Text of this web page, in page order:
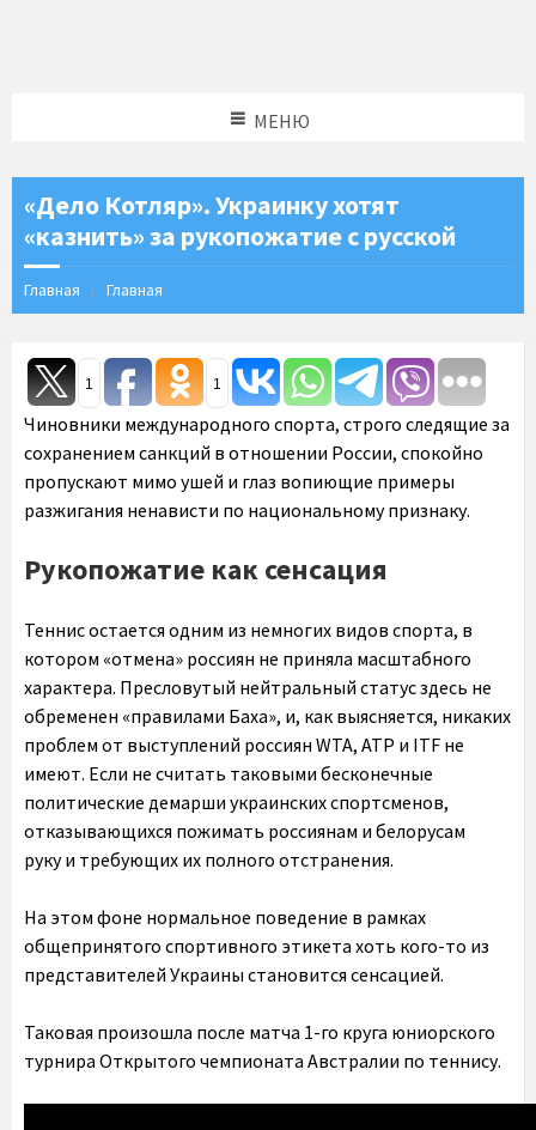
МЕНЮ
«Дело Котляр». Украинку хотят
«казнить» за рукопожатие с русской
Главная Главная
1 1
Чиновники международного спорта, строго следящие за
сохранением санкций в отношении России, спокойно
пропускают мимо ушей и глаз вопиющие примеры
разжигания ненависти по национальному признаку.
Рукопожатие как сенсация
Теннис остается одним из немногих видов спорта, в
котором «отмена» россиян не приняла масштабного
характера. Пресловутый нейтральный статус здесь не
обременен «правилами Баха», и, как выясняется, никаких
проблем от выступлений россиян WTA, ATP и ITF не
имеют. Если не считать таковыми бесконечные
политические демарши украинских спортсменов,
отказывающихся пожимать россиянам и белорусам
руку и требующих их полного отстранения.
На этом фоне нормальное поведение в рамках
общепринятого спортивного этикета хоть кого-то из
представителей Украины становится сенсацией.
Таковая произошла после матча 1-го круга юниорского
турнира Открытого чемпионата Австралии по теннису.